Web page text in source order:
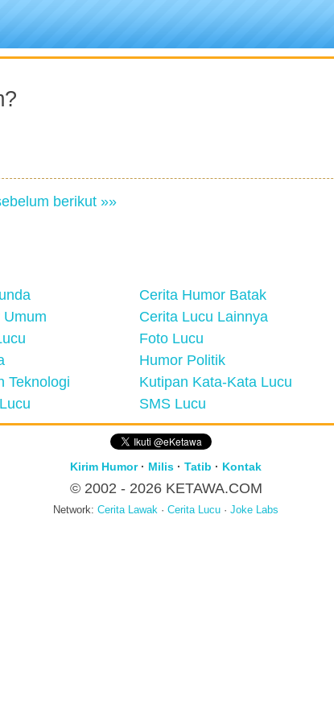
berikut »»
Cerita Humor Batak
Umum Cerita Lucu Lainnya
Foto Lucu
Humor Politik
Teknologi Kutipan Kata-Kata Lucu
SMS Lucu
Kirim Humor· Milis · Tatib · Kontak
© 2002 - 2026 KETAWA.COM
Network: Cerita Lawak · Cerita Lucu · Joke Labs